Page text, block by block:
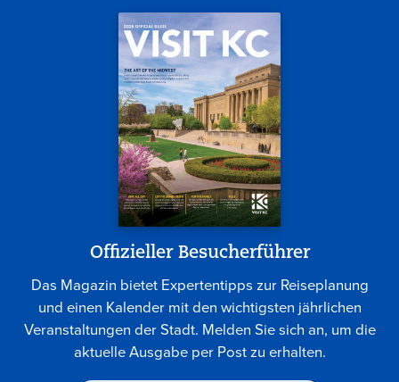
Offizieller Besucherführer
Das Magazin bietet Expertentipps zur Reiseplanung
und einen Kalender mit den wichtigsten jährlichen
Veranstaltungen der Stadt. Melden Sie sich an, um die
aktuelle Ausgabe per Post zu erhalten.